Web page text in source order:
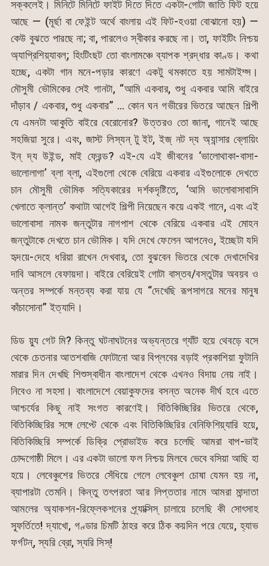
সক্কলেই। মিনিটে মিনিটে ফাইট দিতে দিতে একটা-গোটা জাতি ফিট হয়ে
আছে — (মূর্ছা বা ফেইন্ট অর্থে বাংলায় এই ফিট-হওয়া বোঝানো হয়) —
কেউ বুঝতে পারছে না; বা, পারলেও স্বীকার করছে না। তা, ফাইটিং নিশ্চয়
অ্যাপ্রিশিয়্যাবল্; হিংটিংছট তো বাংলামঞ্চে ব্যাপক শ্রদ্ধার কাণ্ড। কথা
হচ্ছে, একটা গান মনে-পড়ার কারণে একটু থমকাতে হয় সামটাইম্স।
মৌসুমী ভৌমিকের সেই গানটা, “আমি একবার, শুধু একবার আমি বাইরে
দাঁড়াব / একবার, শুধু একবার” … কোন ঘন গভীরের ভিতরে আছেন শিল্পী
যে এমনটা আকুতি বাইরে বেরোনোর? উত্তরও তো জানা, গানেই আছে
সহজিয়া সুরে। এবং, জাস্ট লিস্যন্ টু ইট, ইজ্ নট দ্য অ্যান্সার ব্লোয়িং
ইন্ দ্য উইন্ড, মাই ফ্রেন্ড? এই-যে এই জীবনের ‘ভালোথাকা-বাসা-
ভালোলাগা’ ব্লা ব্লা, এইগুলো থেকে বেরিয়ে একবার এইগুলোকে দেখতে
চান মৌসুমী ভৌমিক সত্যিকারের দর্শকদৃষ্টিতে, ‘আমি ভালোবাসাবাসি
খেলাতে ক্লান্ত’ কথাটা আগেই শিল্পী নিয়েছেন কয়ে একই গানে, এবং এই
ভালোবাসা নামক জন্তুটার নাগপাশ থেকে বেরিয়ে একবার এই মোহন
জন্তুটাকে দেখতে চান ভৌমিক। যদি দেখে ফেলেন আপনেও, ইচ্ছেটা যদি
হৃদয়ে-দেহে ধরিয়া রাখেন দেখবার, তো বুঝবেন ভিতরে থেকে দেখাদেখির
দাবি আসলে বেফায়দা। বাইরে বেরিয়েই গোটা বাস্তব/বস্তুটার অবয়ব ও
অন্তর সম্পর্কে মন্তব্য করা যায় যে “দেখেছি রূপসাগরে মনের মানুষ
কাঁচাসোনা” ইত্যাদি।
ডিড য়্যু গেট মি? কিন্তু ঘটনাঘটনের অভ্যন্তরে গ্যাঁট হয়ে থেবড়ে বসে
থেকে চেতনার আতশবাজি ফোটানো আর বিপ্লবের বড়াই প্রকাশিয়া ফুটানি
মারার দিন দেখছি শিশুস্বাধীন বাংলাদেশ থেকে এখনও বিদায় নেয় নাই।
নিবেও না সহসা। বাংলাদেশে বেয়াকুফদের বসন্ত অনেক দীর্ঘ হবে এতে
আশ্চর্যের কিছু নাই সংগত কারণেই। বিতিকিচ্ছিরির ভিতরে থেকে,
বিতিকিচ্ছিরির সঙ্গে লেপ্টে থেকে এবং বিতিকিচ্ছিরির বেনিফিশিয়্যারি হয়ে,
বিতিকিচ্ছিরি সম্পর্কে ডিক্রি প্রোভাইড করে চলেছি আমরা বাপ-ভাই
চোদ্দগোষ্ঠী মিলে। এর একটা ভালো ফল নিশ্চয় মিলবে ভেবে বসিয়া আছি হা
হয়ে। লেবেঞ্চুশের ভিতরে সেঁধিয়ে গেলে লেবেঞ্চুশ চোষা যেমন হয় না,
ব্যাপারটা তেমনি। কিন্তু তৎপরতা আর লিপ্ততার নামে আমরা মান্দাতা
আমলের অ্যাকশন-রিফ্লেকশনের প্র্যাক্সিস্ চালায়ে চলেছি কী সোৎসাহ
স্ফূর্তিতে! দ্যাখো, গণ্ডার চিমটি ঠাহর করে ঠিক কয়দিন পরে যেয়ে, হ্যাভ
ফর্গটন্, স্যরি ব্রো, স্যরি সিস্!